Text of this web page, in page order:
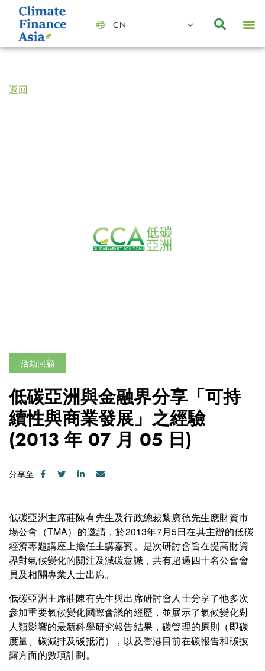
CN
返回
活動回顧
低碳亞洲與金融界分享「可持
續性與商業發展」之經驗
(2013 年 07 月 05 日)
分享至
低碳亞洲主席莊陳有先生及行政總裁黎廣德先生應財資市
場公會（TMA）的邀請，於2013年7月5日在其主辦的低碳
經濟專題講座上擔任主講嘉賓。是次研討會旨在提高財資
界對氣候變化的關注及減碳意識，共有超過四十名公會會
員及相關專業人士出席。
低碳亞洲主席莊陳有先生與出席研討會人士分享了他多次
參加重要氣候變化國際會議的經歷，並展示了氣候變化對
人類影響的最新科學研究報告結果，碳管理的原則（即碳
度量、碳減排及碳抵消），以及香港目前在碳報告和碳披
露方面的數項計劃。